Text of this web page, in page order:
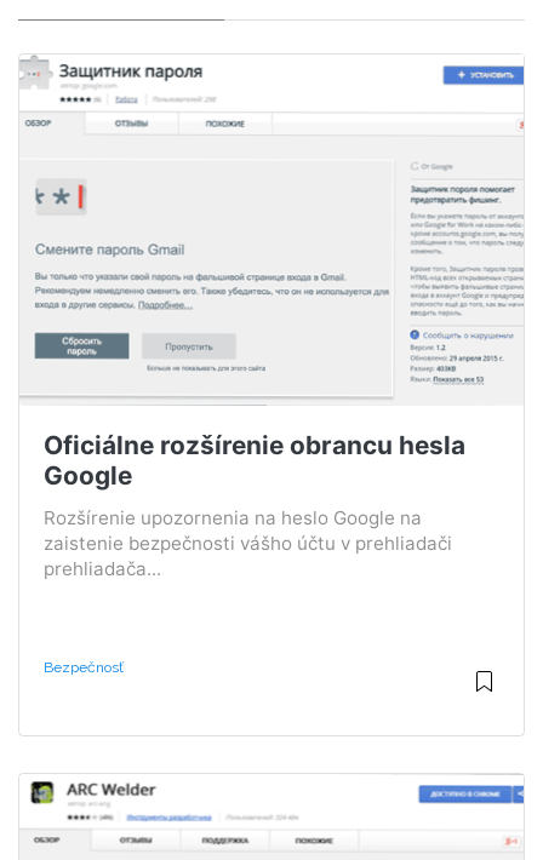
Oficiálne rozšírenie obrancu hesla
Google
Rozšírenie upozornenia na heslo Google na
zaistenie bezpečnosti vášho účtu v prehliadači
prehliadača...
Bezpečnosť